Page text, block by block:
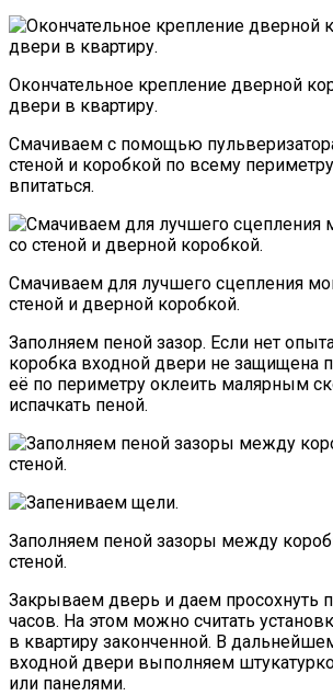
Окончательное крепление дверной
двери в квартиру.
Смачиваем с помощью
стеной и коробкой по всему
впитаться.
Смачиваем для лучшего сцепления
стеной и дверной коробкой.
Заполняем пеной зазор. Если нет
коробка входной двери не защищена
её по периметру оклеить малярным
испачкать пеной.
Заполняем пеной зазоры между
стеной.
Закрываем дверь и даем просохнуть
часов. На этом можно считать
в квартиру законченной. В
входной двери выполняем
или панелями.